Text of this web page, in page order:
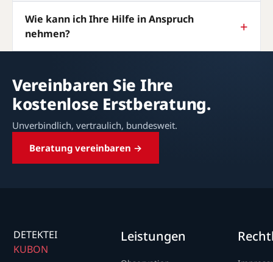
Wie kann ich Ihre Hilfe in Anspruch
nehmen?
Vereinbaren Sie Ihre
kostenlose Erstberatung.
Unverbindlich, vertraulich, bundesweit.
Beratung vereinbaren →
DETEKTEI
KUBON
Leistungen